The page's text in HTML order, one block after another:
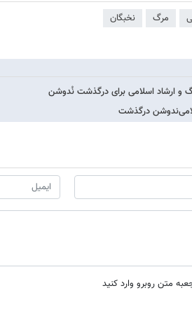
مرگ نخبگان
و ارشاد اسلامی برای درگذشت نُدوشن
درگذشت
متن روبرو وارد کنید